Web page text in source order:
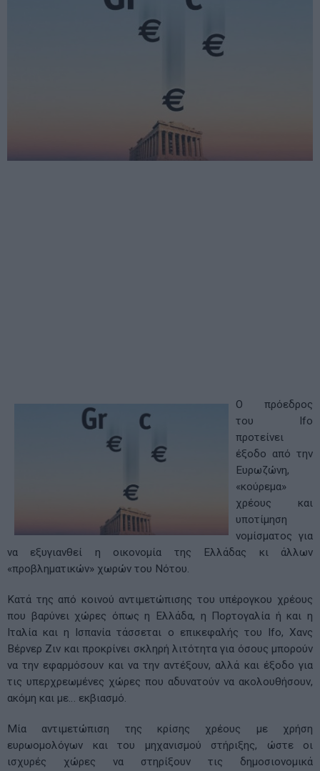
Ο πρόεδρος
του Ifo
προτείνει
έξοδο από την
Ευρωζώνη,
«κούρεμα»
χρέους και
υποτίμηση
νομίσματος για
να εξυγιανθεί η οικονομία της Ελλάδας κι άλλων
«προβληματικών» χωρών του Νότου.
Κατά της από κοινού αντιμετώπισης του υπέρογκου χρέους
που βαρύνει χώρες όπως η Ελλάδα, η Πορτογαλία ή και η
Ιταλία και η Ισπανία τάσσεται ο επικεφαλής του Ifo, Χανς
Βέρνερ Ζιν και προκρίνει σκληρή λιτότητα για όσους μπορούν
να την εφαρμόσουν και να την αντέξουν, αλλά και έξοδο για
τις υπερχρεωμένες χώρες που αδυνατούν να ακολουθήσουν,
ακόμη και με… εκβιασμό.
Μία αντιμετώπιση της κρίσης χρέους με χρήση
ευρωομολόγων και του μηχανισμού στήριξης, ώστε οι
ισχυρές χώρες να στηρίξουν τις δημοσιονομικά